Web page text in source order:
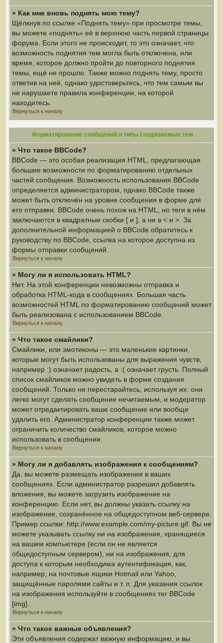
» Как мне вновь поднять мою тему?
Щёлкнув по ссылке «Поднять тему» при просмотре темы,
вы можете «поднять» её в верхнюю часть первой страницы
форума. Если этого не происходит, то это означает, что
возможность поднятия тем могла быть отключена, или
время, которое должно пройти до повторного поднятия
темы, ещё не прошло. Также можно поднять тему, просто
ответив на неё, однако удостоверьтесь, что тем самым вы
не нарушаете правила конференции, на которой
находитесь.
Вернуться к началу
Форматирование сообщений и типы создаваемых тем
» Что такое BBCode?
BBCode — это особая реализация HTML, предлагающая
большие возможности по форматированию отдельных
частей сообщения. Возможность использования BBCode
определяется администратором, однако BBCode также
может быть отключён на уровне сообщения в форме для
его отправки. BBCode очень похож на HTML, но теги в нём
заключаются в квадратные скобки [ и ], а не в < и >. За
дополнительной информацией о BBCode обратитесь к
руководству по BBCode, ссылка на которое доступна из
формы отправки сообщений.
Вернуться к началу
» Могу ли я использовать HTML?
Нет. На этой конференции невозможны отправка и
обработка HTML-кода в сообщениях. Большая часть
возможностей HTML по форматированию сообщений может
быть реализована с использованием BBCode.
Вернуться к началу
» Что такое смайлики?
Смайлики, или эмотиконы — это маленькие картинки,
которые могут быть использованы для выражения чувств,
например :) означает радость, а :( означает грусть. Полный
список смайликов можно увидеть в форме создания
сообщений. Только не перестарайтесь, используя их: они
легко могут сделать сообщение нечитаемым, и модератор
может отредактировать ваше сообщение или вообще
удалить его. Администратор конференции также может
ограничить количество смайликов, которое можно
использовать в сообщении.
Вернуться к началу
» Могу ли я добавлять изображения к сообщениям?
Да, вы можете размещать изображения в ваших
сообщениях. Если администратор разрешил добавлять
вложения, вы можете загрузить изображение на
конференцию. Если нет, вы должны указать ссылку на
изображение, сохранённое на общедоступном веб-сервере.
Пример ссылки: http://www.example.com/my-picture.gif. Вы не
можете указывать ссылку ни на изображения, хранящиеся
на вашем компьютере (если он не является
общедоступным сервером), ни на изображения, для
доступа к которым необходима аутентификация, как,
например, на почтовые ящики Hotmail или Yahoo,
защищённые паролями сайты и т. п. Для указания ссылок
на изображения используйте в сообщениях тег BBCode
[img].
Вернуться к началу
» Что такое важные объявления?
Эти объявления содержат важную информацию, и вы